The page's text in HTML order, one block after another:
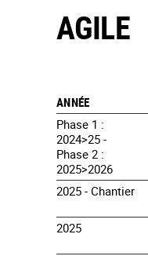
AGILE
ANNÉE
Phase 1 :
2024>25 -
Phase 2 :
2025>2026
2025 - Chantier
2025